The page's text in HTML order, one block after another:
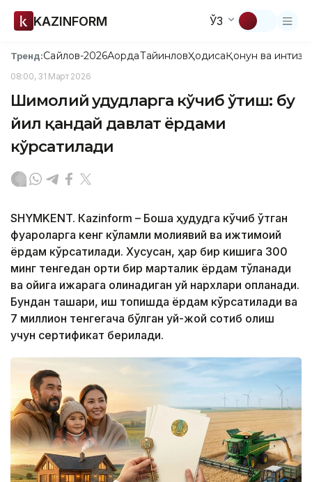
KAZINFORM ЎЗ
Тренд:Сайлов-2026АқордаТайинловҲодисаҚонун ва
08:00, 31 Март 2026
Шимолий ҳудудларга кўчиб ўтиш: бу
йил қандай давлат ёрдами
кўрсатилади
SHYMKENT. Кazinform – Бошқа ҳудудга кўчиб ўтган
фуқароларга кенг кўламли молиявий ва ижтимоий
ёрдам кўрсатилади. Хусусан, ҳар бир кишига 300
минг тенгедан ортиқ бир марталик ёрдам тўланади
ва ойига ижарага олинадиган уй нархлари қопланади.
Бундан ташқари, иш топишда ёрдам кўрсатилади ва
7 миллион тенгегача бўлган уй-жой сотиб олиш
учун сертификат берилади.